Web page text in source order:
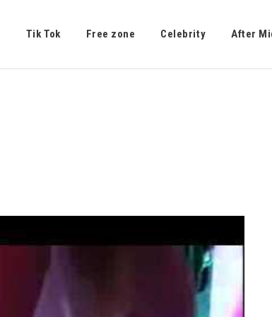
Tik Tok Free zone Celebrity After